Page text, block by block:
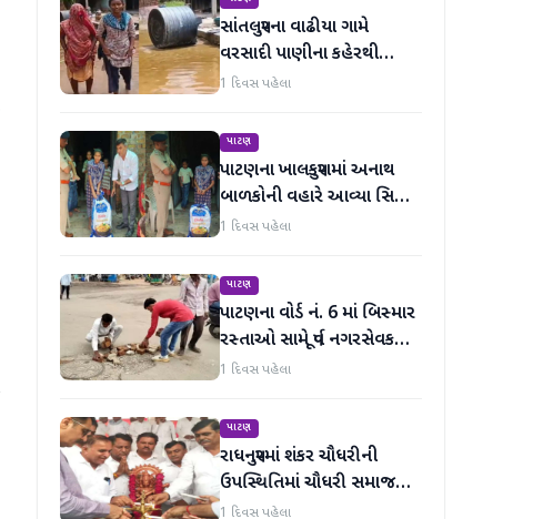
સાંતલપુરના વાઢીયા ગામે
વરસાદી પાણીના કહેરથી
ગ્રામજનો હાલાકીમાં
1 દિવસ પહેલા
પાટણ
પાટણના ખાલકપુરામાં અનાથ
બાળકોની વહારે આવ્યા સિટી
'એ' ડિવિઝન PI અને તેમની
1 દિવસ પહેલા
પાટણ
પાટણના વોર્ડ નં. 6 માં બિસ્માર
રસ્તાઓ સામે પૂર્વ નગરસેવક
મેદાનમાં
1 દિવસ પહેલા
પાટણ
રાધનપુરમાં શંકર ચૌધરીની
ઉપસ્થિતિમાં ચૌધરી સમાજની
સભા મળી
1 દિવસ પહેલા